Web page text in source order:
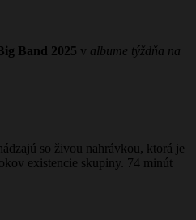
Band 2025 v albume týždňa na
so živou nahrávkou, ktorá je
existencie skupiny. 74 minút